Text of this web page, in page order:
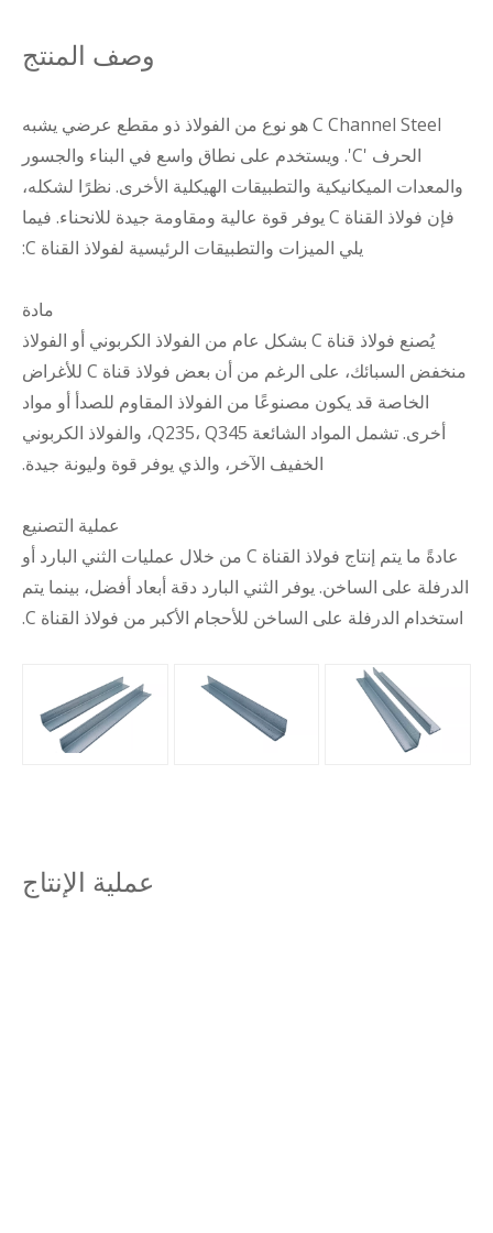
وصف المنتج
C Channel Steel هو نوع من الفولاذ ذو مقطع عرضي يشبه
الحرف 'C'. ويستخدم على نطاق واسع في البناء والجسور
والمعدات الميكانيكية والتطبيقات الهيكلية الأخرى. نظرًا لشكله،
فإن فولاذ القناة C يوفر قوة عالية ومقاومة جيدة للانحناء. فيما
يلي الميزات والتطبيقات الرئيسية لفولاذ القناة C:
مادة
يُصنع فولاذ قناة C بشكل عام من الفولاذ الكربوني أو الفولاذ
منخفض السبائك، على الرغم من أن بعض فولاذ قناة C للأغراض
الخاصة قد يكون مصنوعًا من الفولاذ المقاوم للصدأ أو مواد
أخرى. تشمل المواد الشائعة Q235، Q345، والفولاذ الكربوني
الخفيف الآخر، والذي يوفر قوة وليونة جيدة.
عملية التصنيع
عادةً ما يتم إنتاج فولاذ القناة C من خلال عمليات الثني البارد أو
الدرفلة على الساخن. يوفر الثني البارد دقة أبعاد أفضل، بينما يتم
استخدام الدرفلة على الساخن للأحجام الأكبر من فولاذ القناة C.
عملية الإنتاج